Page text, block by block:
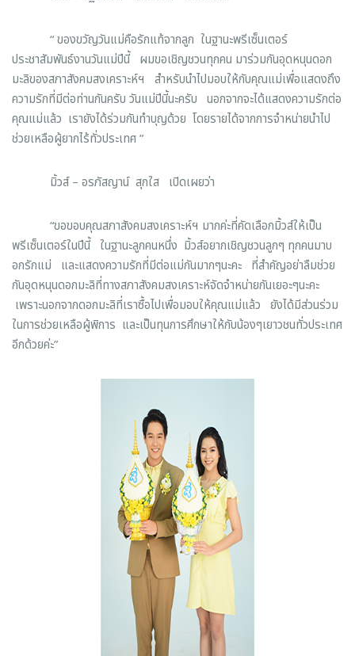
“ ของขวัญวันแม่คือรักแท้จากลูก ในฐานะพรีเซ็นเตอร์
ประชาสัมพันธ์งานวันแม่ปีนี้ ผมขอเชิญชวนทุกคน มาร่วมกันอุดหนุนดอก
มะลิของสภาสังคมสงเคราะห์ฯ สำหรับนำไปมอบให้กับคุณแม่เพื่อแสดงถึง
ความรักที่มีต่อท่านกันครับ วันแม่ปีนี้นะครับ นอกจากจะได้แสดงความรักต่อ
คุณแม่แล้ว เรายังได้ร่วมกันทำบุญด้วย โดยรายได้จากการจำหน่ายนำไป
ช่วยเหลือผู้ยากไร้ทั่วประเทศ ”
มิ้วส์ – อรภัสญาน์ สุกใส เปิดเผยว่า
“ขอขอบคุณสภาสังคมสงเคราะห์ฯ มากค่ะที่คัดเลือกมิ้วส์ให้เป็น
พรีเซ็นเตอร์ในปีนี้ ในฐานะลูกคนหนึ่ง มิ้วส์อยากเชิญชวนลูกๆ ทุกคนมาบ
อกรักแม่ และแสดงความรักที่มีต่อแม่กันมากๆนะคะ ที่สำคัญอย่าลืมช่วย
กันอุดหนุนดอกมะลิที่ทางสภาสังคมสงเคราะห์จัดจำหน่ายกันเยอะๆนะคะ
เพราะนอกจากดอกมะลิที่เราซื้อไปเพื่อมอบให้คุณแม่แล้ว ยังได้มีส่วนร่วม
ในการช่วยเหลือผู้พิการ และเป็นทุนการศึกษาให้กับน้องๆเยาวชนทั่วประเทศ
อีกด้วยค่ะ”